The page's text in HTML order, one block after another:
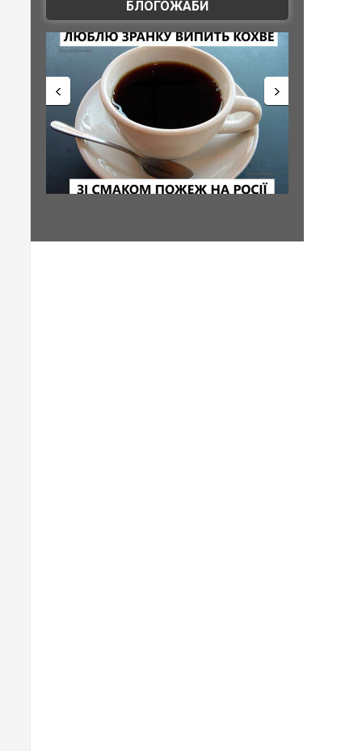
БЛОГОЖАБИ